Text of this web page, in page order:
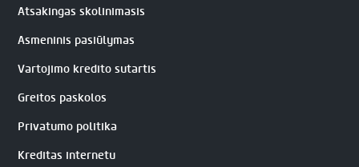
Atsakingas skolinimasis
Asmeninis pasiūlymas
Vartojimo kredito sutartis
Greitos paskolos
Privatumo politika
Kreditas internetu